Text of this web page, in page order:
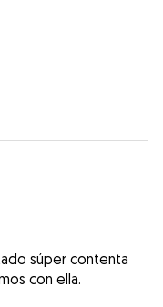
súper contenta
con ella.